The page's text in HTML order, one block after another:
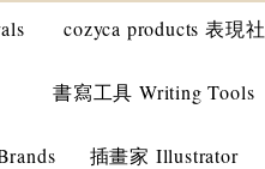
cozyca products 表現社
書寫工具 Writing Tools
插畫家 Illustrator